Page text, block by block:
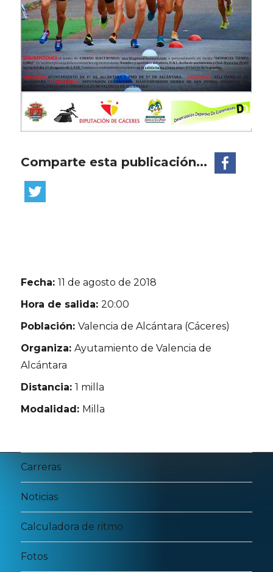
Comparte esta publicación...
Fecha:11 de agosto de 2018
Hora de salida:20:00
Población:Valencia de Alcántara (Cáceres)
Organiza:Ayutamiento de Valencia de
Alcántara
Distancia:1 milla
Modalidad: Milla
Carreras
Noticias
Calculadora de ritmo
Fotos